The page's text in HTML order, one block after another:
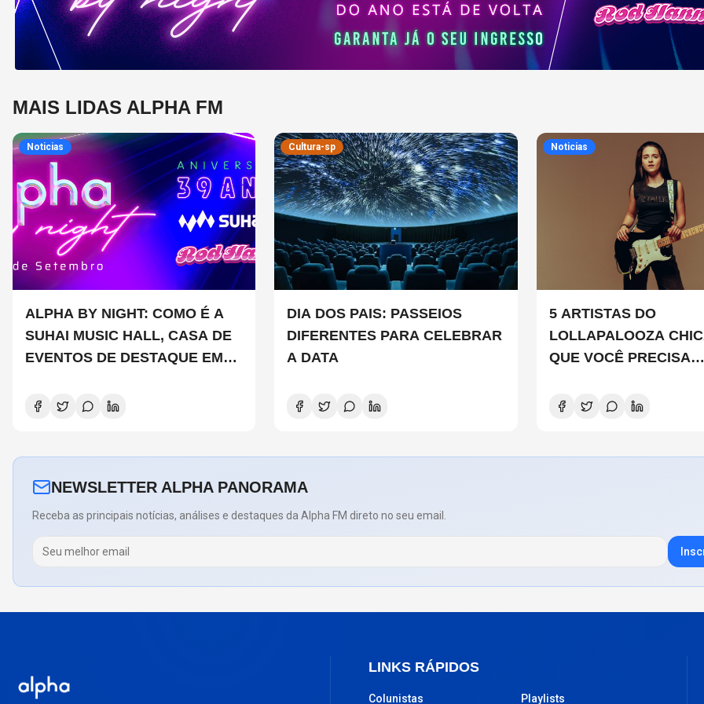
MAIS LIDAS ALPHA FM
Noticias
ALPHA BY NIGHT: COMO É A
SUHAI MUSIC HALL, CASA DE
EVENTOS DE DESTAQUE EM
Cultura-sp
DIA DOS PAIS: PASSEIOS
DIFERENTES PARA CELEBRAR
A DATA
Noticias
5 ARTISTAS DO
LOLLAPALOOZA
QUE VOCÊ PRECISA
NEWSLETTER ALPHA PANORAMA
Receba as principais notícias, análises e destaques da Alpha FM direto no seu email.
LINKS RÁPIDOS
Colunistas Playlists